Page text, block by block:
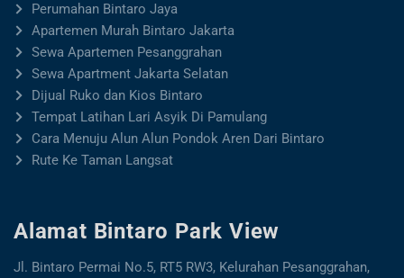
Perumahan Bintaro Jaya
Apartemen Murah Bintaro Jakarta
Sewa Apartemen Pesanggrahan
Sewa Apartment Jakarta Selatan
Dijual Ruko dan Kios Bintaro
Tempat Latihan Lari Asyik Di Pamulang
Cara Menuju Alun Alun Pondok Aren Dari Bintaro
Rute Ke Taman Langsat
Alamat Bintaro Park View
Jl. Bintaro Permai No.5, RT5 RW3, Kelurahan Pesanggrahan,